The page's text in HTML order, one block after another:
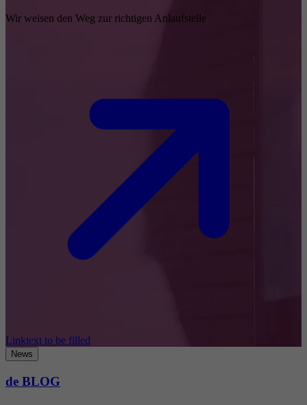
Wir weisen den Weg zur richtigen Anlaufstelle
Linktext to be filled
News
de BLOG